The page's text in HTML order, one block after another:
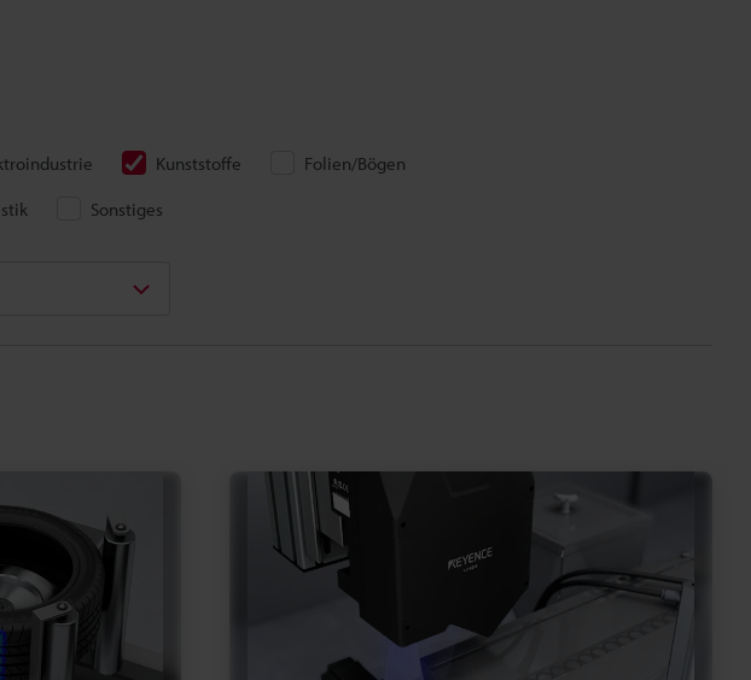
Kunststoffe
Folien/Bögen
Sonstiges